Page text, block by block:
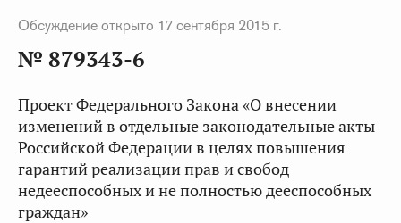
Обсуждение открыто 17 сентября 2015 г.
№ 879343-6
Проект Федерального Закона «О внесении
изменений в отдельные законодательные акты
Российской Федерации в целях повышения
гарантий реализации прав и свобод
недееспособных и не полностью дееспособных
граждан»